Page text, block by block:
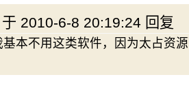
2010-6-8 20:19:24 回复
基本不用这类软件，因为太占资